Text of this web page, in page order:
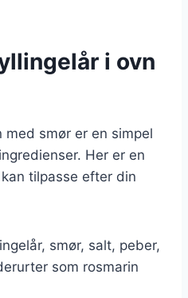
i ovn
med smør er en simpel
Her er en
tilpasse efter din
smør, salt, peber,
som rosmarin